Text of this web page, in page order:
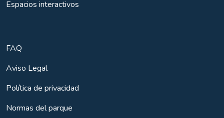
Espacios interactivos
FAQ
Aviso Legal
Política de privacidad
Normas del parque